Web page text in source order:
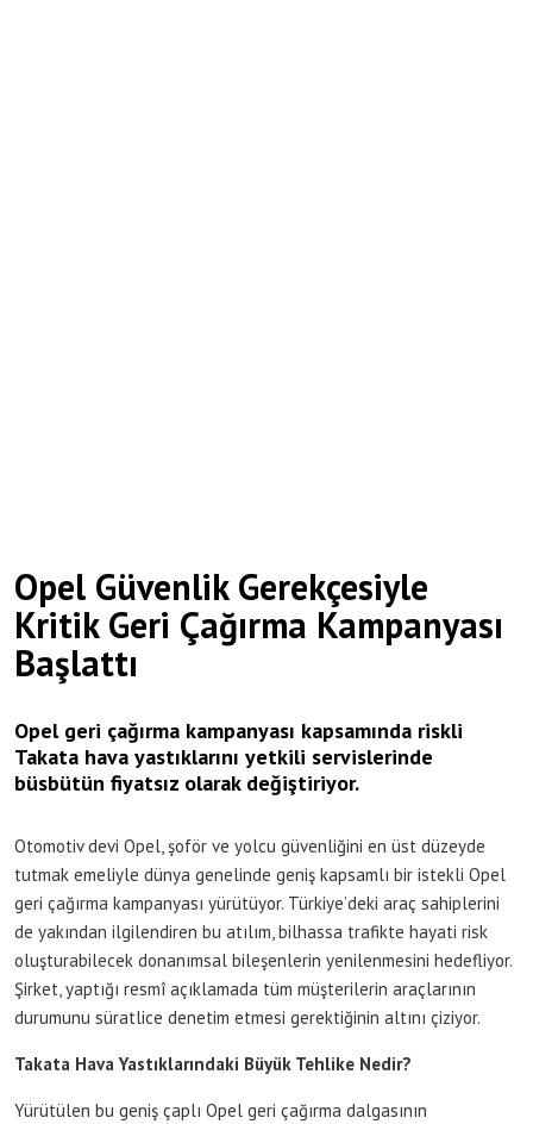
Opel Güvenlik Gerekçesiyle
Kritik Geri Çağırma Kampanyası
Başlattı
Opel geri çağırma kampanyası kapsamında riskli
Takata hava yastıklarını yetkili servislerinde
büsbütün fiyatsız olarak değiştiriyor.
Otomotiv devi Opel, şoför ve yolcu güvenliğini en üst düzeyde
tutmak emeliyle dünya genelinde geniş kapsamlı bir istekli Opel
geri çağırma kampanyası yürütüyor. Türkiye’deki araç sahiplerini
de yakından ilgilendiren bu atılım, bilhassa trafikte hayati risk
oluşturabilecek donanımsal bileşenlerin yenilenmesini hedefliyor.
Şirket, yaptığı resmî açıklamada tüm müşterilerin araçlarının
durumunu süratlice denetim etmesi gerektiğinin altını çiziyor.
Takata Hava Yastıklarındaki Büyük Tehlike Nedir?
Yürütülen bu geniş çaplı Opel geri çağırma dalgasının